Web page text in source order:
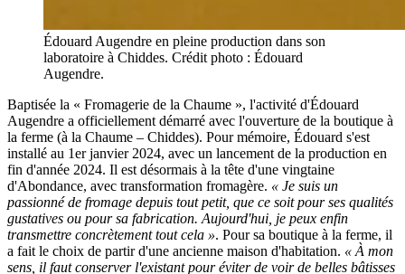
Édouard Augendre en pleine production dans son
laboratoire à Chiddes. Crédit photo : Édouard
Augendre.
Baptisée la « Fromagerie de la Chaume », l'activité d'Édouard
Augendre a officiellement démarré avec l'ouverture de la boutique à
la ferme (à la Chaume – Chiddes). Pour mémoire, Édouard s'est
installé au 1er janvier 2024, avec un lancement de la production en
fin d'année 2024. Il est désormais à la tête d'une vingtaine
d'Abondance, avec transformation fromagère. « Je suis un
passionné de fromage depuis tout petit, que ce soit pour ses qualités
gustatives ou pour sa fabrication. Aujourd'hui, je peux enfin
transmettre concrètement tout cela ». Pour sa boutique à la ferme, il
a fait le choix de partir d'une ancienne maison d'habitation. « À mon
sens, il faut conserver l'existant pour éviter de voir de belles bâtisses